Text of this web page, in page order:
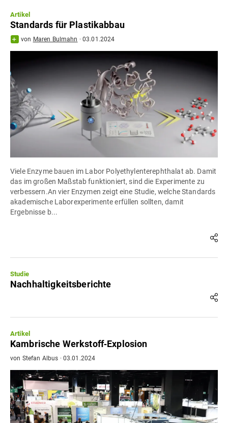
Artikel
Standards für Plastikabbau
von Maren Bulmahn ·03.01.2024
Viele Enzyme bauen im Labor Polyethylenterephthalat ab. Damit
das im großen Maßstab funktioniert, sind die Experimente zu
verbessern.An vier Enzymen zeigt eine Studie, welche Standards
akademische Laborexperimente erfüllen sollten, damit
Ergebnisse b...
Studie
Nachhaltigkeitsberichte
Artikel
Kambrische Werkstoff‐Explosion
von Stefan Albus · 03.01.2024